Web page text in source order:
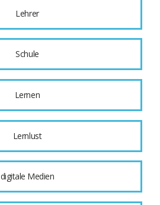
Lehrer
Schule
Lernen
Lernlust
digitale Medien